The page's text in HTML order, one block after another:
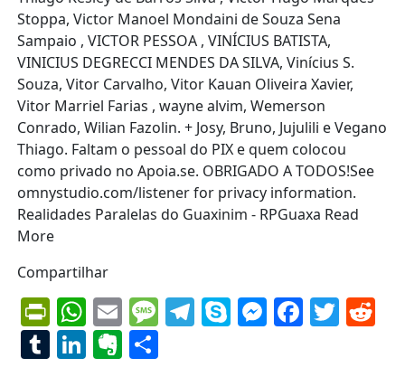
Compartilhar
PrintFriendly
WhatsApp
EmailMessage
Telegram
Skype
Tumblr
LinkedIn
Evernote